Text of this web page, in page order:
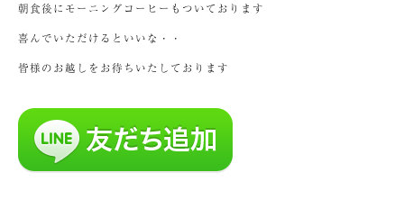
朝食後にモーニングコーヒーもついております
喜んでいただけるといいな・・
皆様のお越しをお待ちいたしております